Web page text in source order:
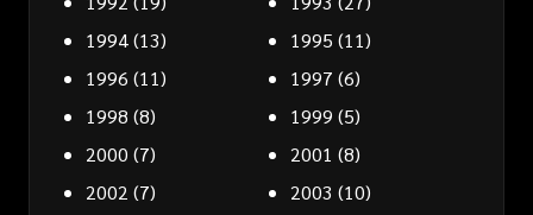
1994(13) 1995 (11)
1996 (11) 1997 (6)
1998 (8) 1999 (5)
2000 (7) 2001 (8)
2002 (7) 2003 (10)